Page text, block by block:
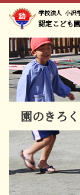
学校法人 小沢
認定こども園
園のきろく